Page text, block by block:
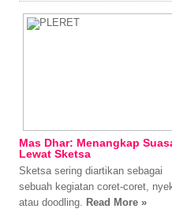
Mas Dhar: Menangkap
Lewat Sketsa
Sketsa sering diartikan sebagai
sebuah kegiatan coret-coret,
atau doodling. Read More »